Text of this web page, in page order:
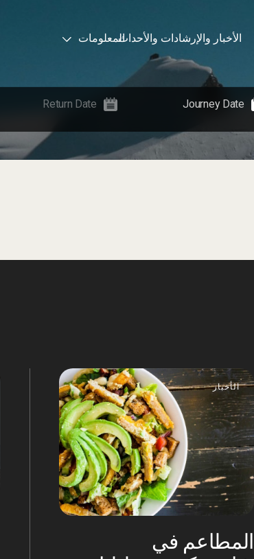
الأخبار والإرشادات والأحداثالمعلومات
الأخبار
المطاعم في